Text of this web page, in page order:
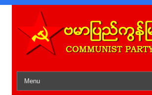
Skip to content